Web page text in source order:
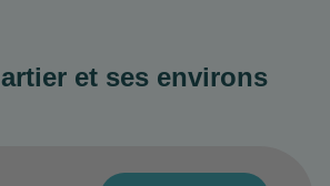
et ses environs